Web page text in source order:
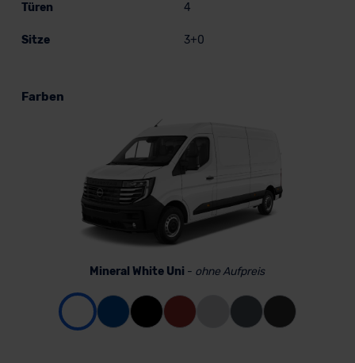
Türen 4
Sitze 3+0
Farben
Mineral White Uni - ohne Aufpreis